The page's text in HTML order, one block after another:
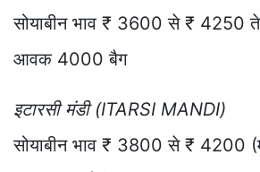
सोयाबीन भाव ₹ 3600 से ₹ 4250
आवक 4000 बैग
इटारसी मंडी (ITARSI MANDI)
सोयाबीन भाव ₹ 3800 से ₹ 4200